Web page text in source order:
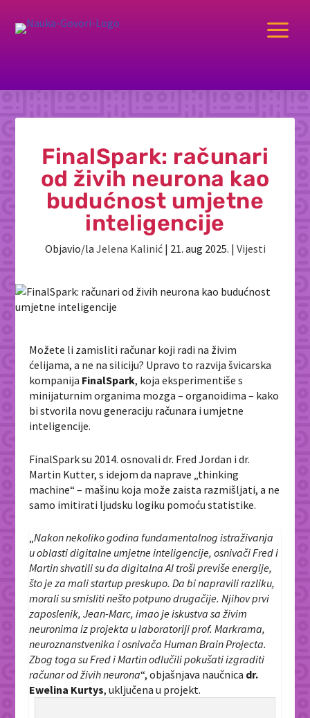
a
FinalSpark: računari
od živih neurona kao
budućnost umjetne
inteligencije
Objavio/la Jelena Kalinić| 21. aug 2025. | Vijesti
Možete li zamisliti računar koji radi na živim
ćelijama, a ne na siliciju? Upravo to razvija švicarska
kompanija FinalSpark, koja eksperimentiše s
minijaturnim organima mozga – organoidima – kako
bi stvorila novu generaciju računara i umjetne
inteligencije.
FinalSpark su 2014. osnovali dr. Fred Jordan i dr.
Martin Kutter, s idejom da naprave „thinking
machine“ – mašinu koja može zaista razmišljati, a ne
samo imitirati ljudsku logiku pomoću statistike.
„Nakon nekoliko godina fundamentalnog istraživanja
u oblasti digitalne umjetne inteligencije, osnivači Fred i
Martin shvatili su da digitalna AI troši previše energije,
što je za mali startup preskupo. Da bi napravili razliku,
morali su smisliti nešto potpuno drugačije. Njihov prvi
zaposlenik, Jean-Marc, imao je iskustva sa živim
neuronima iz projekta u laboratoriji prof. Markrama,
neuroznanstvenika i osnivača Human Brain Projecta.
Zbog toga su Fred i Martin odlučili pokušati izgraditi
računar od živih neurona“, objašnjava naučnica dr.
Ewelina Kurtys, uključena u projekt.